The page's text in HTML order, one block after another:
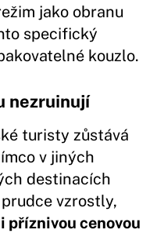
jako obranu
specifický
kouzlo.
nezruinují
turisty zůstává
v jiných
destinacích
vzrostly,
příznivou cenovou